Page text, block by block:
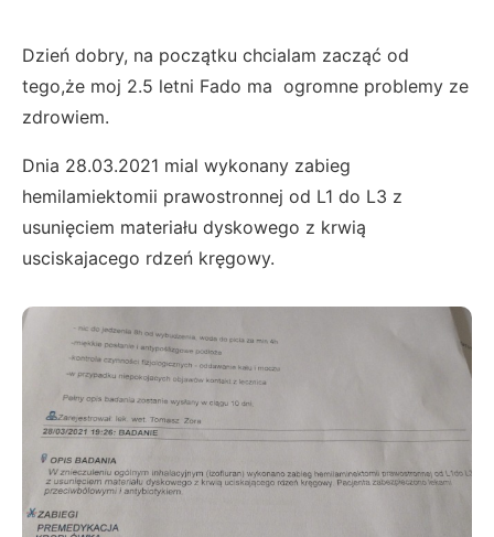
Dzień dobry, na początku chcialam zacząć od
tego,że moj 2.5 letni Fado ma ogromne problemy ze
zdrowiem.
Dnia 28.03.2021 mial wykonany zabieg
hemilamiektomii prawostronnej od L1 do L3 z
usunięciem materiału dyskowego z krwią
usciskajacego rdzeń kręgowy.